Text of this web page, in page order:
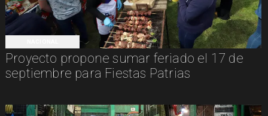
Proyecto propone sumar feriado el 17 de
septiembre para Fiestas Patrias